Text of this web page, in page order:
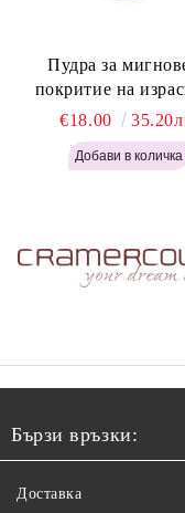
Пудра за
покритие на
корени Топло
Labor Pro Instant
Powder - Warm
€18.00
Бързи връзки:
Доставка